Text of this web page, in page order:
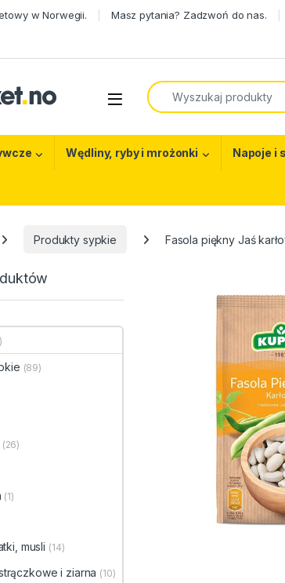
w Norwegii. Masz pytania? Zadzwoń do nas.
Open
Search for:
Wędliny, ryby i mrożonki Napoje i
Produkty sypkie Fasola piękny Jaś
(89)
(26)
(1)
musli (14)
i ziarna (10)